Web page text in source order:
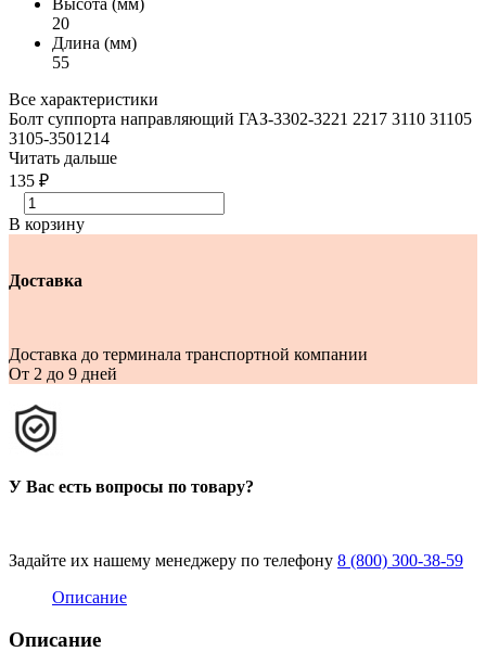
20
Длина (мм)
55
Все характеристики
Болт суппорта направляющий ГАЗ-3302-3221 2217 3110 31105
3105-3501214
Читать дальше
135 ₽
В корзину
Доставка
Доставка до терминала транспортной компании
От 2 до 9 дней
У Вас есть вопросы по товару?
Задайте их нашему менеджеру по телефону 8 (800) 300-38-59
Описание
Описание